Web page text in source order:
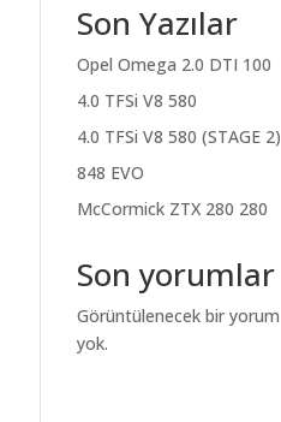
Son Yazılar
Opel Omega 2.0 DTI 100
4.0 TFSi V8 580
4.0 TFSi V8 580 (STAGE 2)
848 EVO
McCormick ZTX 280 280
Son yorumlar
Görüntülenecek bir yorum
yok.